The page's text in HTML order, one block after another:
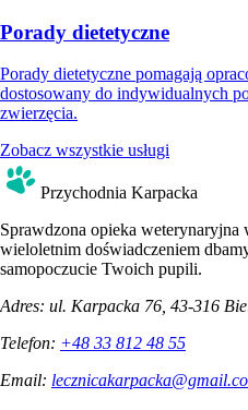
Porady dietetyczne
Porady dietetyczne pomagają
dostosowany do indywidualnych
zwierzęcia.
Zobacz wszystkie usługi
Przychodnia Karpacka
Sprawdzona opieka weterynaryjna
wieloletnim doświadczeniem
samopoczucie Twoich pupili.
Adres: ul. Karpacka 76, 43-316
Telefon: +48 33 812 48 55
Email: